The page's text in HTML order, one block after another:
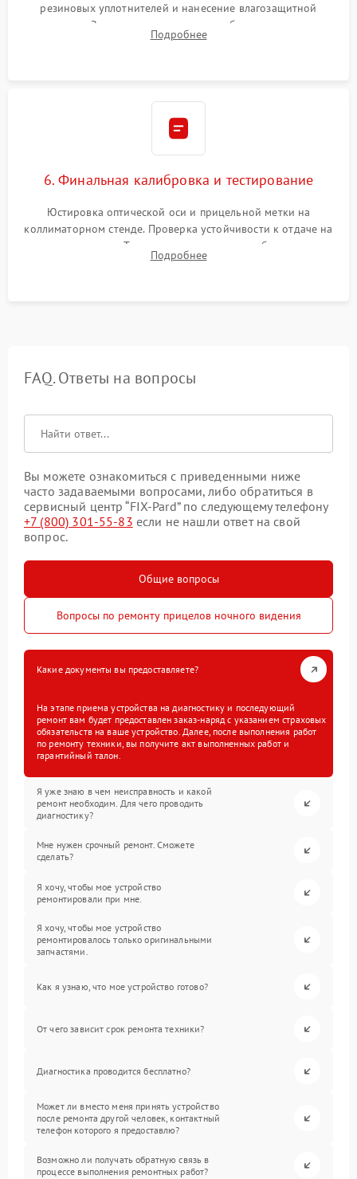
резиновых уплотнителей и нанесение влагозащитной
смазки. Заполнение внутреннего объема прицела
осушенным азотом для предотвращения запотевания оптики
Подробнее
6. Финальная калибровка и тестирование
Юстировка оптической оси и прицельной метки на
коллиматорном стенде. Проверка устойчивости к отдаче на
ударном стенде. Тестирование качества изображения в
темноте, дальности обнаружения и корректной работы всех
Подробнее
FAQ. Ответы на вопросы
Вы можете ознакомиться с приведенными ниже
часто задаваемыми вопросами, либо обратиться в
сервисный центр “FIX-Pard” по следующему телефону
+7 (800) 301-55-83 если не нашли ответ на свой
вопрос.
Общие вопросы
Вопросы по ремонту прицелов ночного видения
Какие документы вы предоставляете?
На этапе приема устройства на диагностику и последующий
ремонт вам будет предоставлен заказ-наряд с указанием страховых
обязательств на ваше устройство. Далее, после выполнения работ
по ремонту техники, вы получите акт выполненных работ и
гарантийный талон.
Я уже знаю в чем неисправность и какой
ремонт необходим. Для чего проводить
диагностику?
Мне нужен срочный ремонт. Сможете
сделать?
Я хочу, чтобы мое устройство
ремонтировали при мне.
Я хочу, чтобы мое устройство
ремонтировалось только оригинальными
запчастями.
Как я узнаю, что мое устройство готово?
От чего зависит срок ремонта техники?
Диагностика проводится бесплатно?
Может ли вместо меня принять устройство
после ремонта другой человек, контактный
телефон которого я предоставлю?
Возможно ли получать обратную связь в
процессе выполнения ремонтных работ?